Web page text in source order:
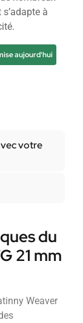
à
aujourd'hui
votre
du
21 mm
Weaver